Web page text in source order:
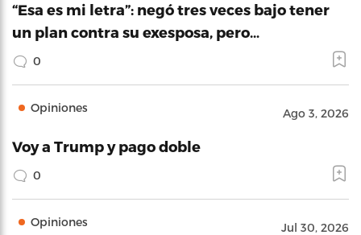
“Esa es mi letra”: negó tres veces bajo tener
un plan contra su exesposa, pero…
0
Opiniones Ago 3, 2026
Voy a Trump y pago doble
0
Opiniones Jul 30, 2026